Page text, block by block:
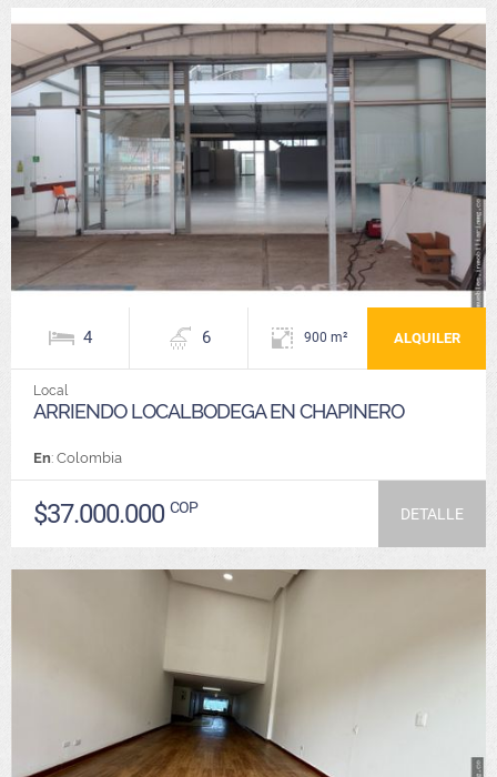
4 6 900 m² ALQUILER
Local
ARRIENDO LOCALBODEGA EN CHAPINERO
En: Colombia
$37.000.000 COP DETALLE